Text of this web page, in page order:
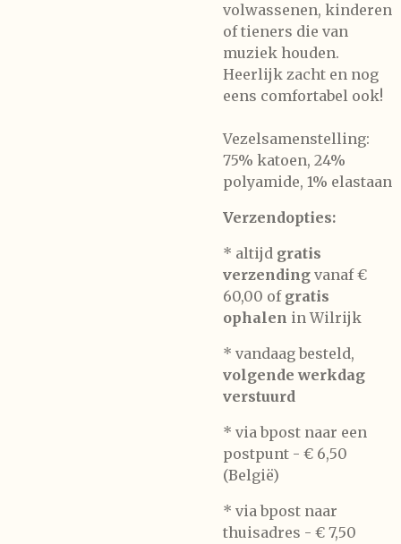
volwassenen, kinderen
of tieners die van
muziek houden.
Heerlijk zacht en nog
eens comfortabel ook!
Vezelsamenstelling:
75% katoen, 24%
polyamide, 1% elastaan
Verzendopties:
* altijd gratis
verzending vanaf €
60,00 of gratis
ophalen in Wilrijk
* vandaag besteld,
volgende werkdag
verstuurd
* via bpost naar een
postpunt - € 6,50
(België)
* via bpost naar
thuisadres - € 7,50